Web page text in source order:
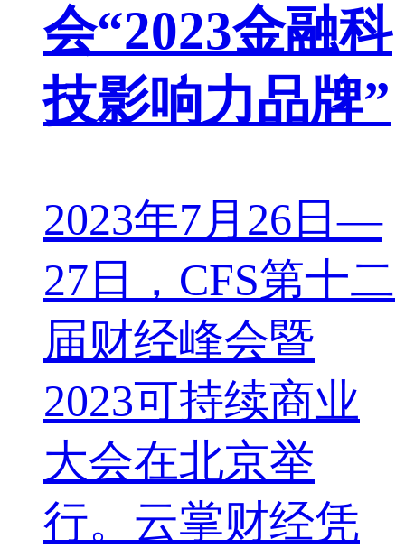
会“2023金融科
技影响力品牌”
2023年7月26日—
27日，CFS第十二
届财经峰会暨
2023可持续商业
大会在北京举
行。云掌财经凭